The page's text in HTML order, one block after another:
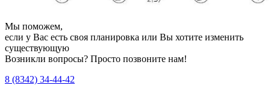
Мы поможем,
если у Вас есть своя планировка или Вы хотите изменить
существующую
Возникли вопросы? Просто позвоните нам!
8 (8342) 34-44-42